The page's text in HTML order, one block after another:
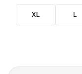
L
XL